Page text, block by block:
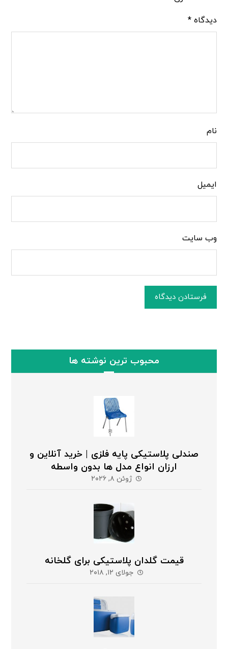
دیدگاه*
نام
ایمیل
وب‌ سایت
فرستادن دیدگاه
محبوب ترین نوشته ها
صندلی پلاستیکی پایه فلزی | خرید آنلاین و
ارزان انواع مدل ها بدون واسطه
ژوئن ۸, ۲۰۲۶
قیمت گلدان پلاستیکی برای گلخانه
جولای ۱۲, ۲۰۱۸